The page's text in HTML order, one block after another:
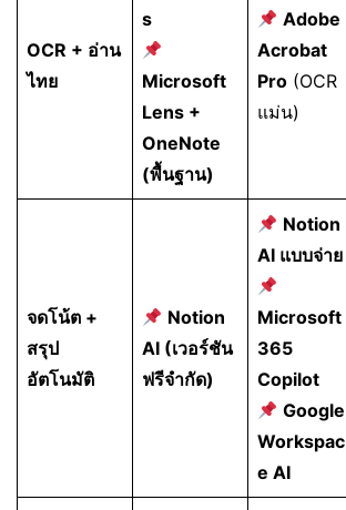
OCR + อ่าน
ไทย
s
Microsoft
Lens +
OneNote
(พื้นฐาน)
Adobe
Acrobat
Pro (OCR
แม่น)
จดโน้ต +
สรุป
อัตโนมัติ
Notion
AI (เวอร์ชัน
ฟรีจำกัด)
Notion
AI แบบจ่าย
Microsoft
365
Copilot
Google
Workspac
e AI